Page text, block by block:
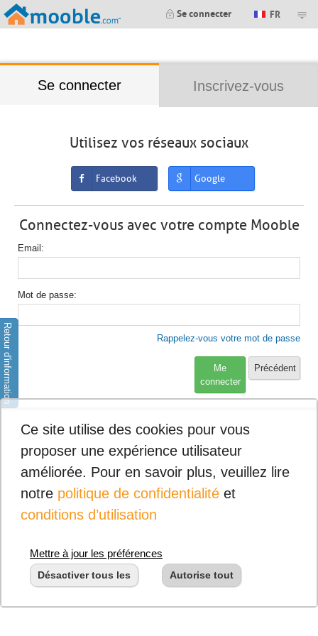
Se connecter FR
Se connecter Inscrivez-vous
Utilisez vos réseaux sociaux
Facebook Google
Connectez-vous avec votre compte Mooble
Email
Mot de passe
Rappelez-vous votre mot de passe
Me
connecter
Précédent
Retour d'information
Ce site utilise des cookies pour vous
proposer une expérience utilisateur
améliorée. Pour en savoir plus, veuillez lire
notre politique de confidentialitéet
conditions d’utilisation
Mettre à jour les préférences
Désactiver tous les Autorise tout